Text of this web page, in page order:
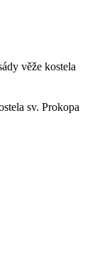
věže kostela